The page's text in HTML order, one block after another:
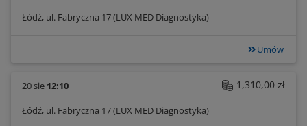
Łódź, ul. Fabryczna 17 (LUX MED Diagnostyka)
Umów
20 sie 12:10
Łódź, ul. Fabryczna 17 (LUX MED Diagnostyka)
1,310,00 zł